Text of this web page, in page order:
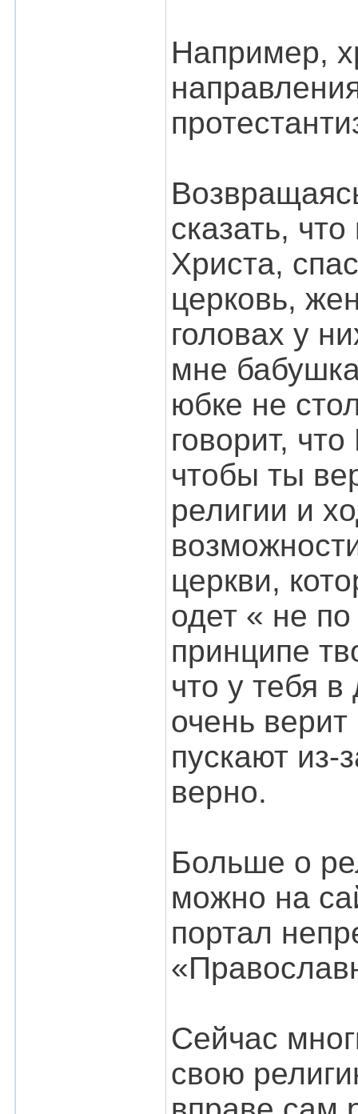
Например,
сказать,
Христа,
церковь,
головах у
мне
юбке не
говорит,
чтобы ты
религии и
церкви,
одет « не
принципе
что у тебя
очень верит
пускают из-
верно.
Больше о
можно на
портал
Сейчас
свою